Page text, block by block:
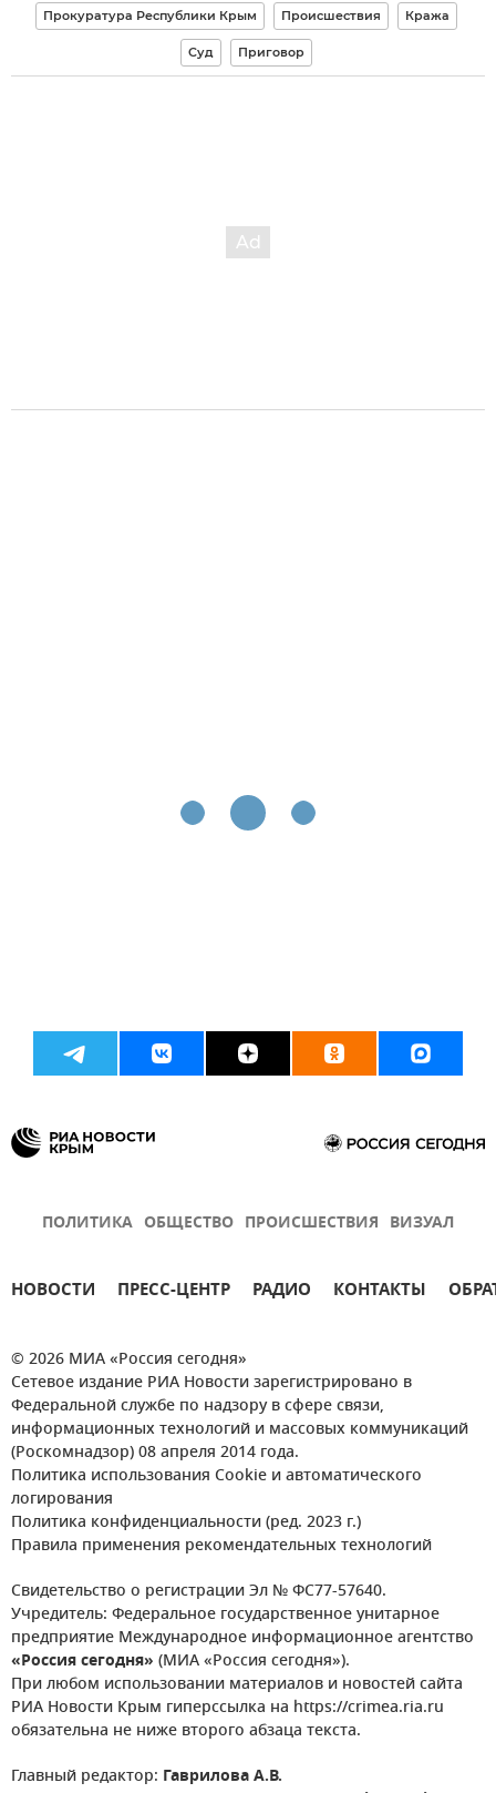
Прокуратура Республики Крым Происшествия Кража
Суд Приговор
ПОЛИТИКА ОБЩЕСТВО ПРОИСШЕСТВИЯ ВИЗУАЛ
НОВОСТИ ПРЕСС-ЦЕНТР РАДИО КОНТАКТЫ
© 2026 МИА «Россия сегодня»
Сетевое издание РИА Новости зарегистрировано в
Федеральной службе по надзору в сфере связи,
информационных технологий и массовых коммуникаций
(Роскомнадзор) 08 апреля 2014 года.
Политика использования Cookie и автоматического
логирования
Политика конфиденциальности (ред. 2023 г.)
Правила применения рекомендательных технологий
Свидетельство о регистрации Эл № ФС77-57640.
Учредитель: Федеральное государственное унитарное
предприятие Международное информационное агентство
«Россия сегодня» (МИА «Россия сегодня»).
При любом использовании материалов и новостей сайта
РИА Новости Крым гиперссылка на https://crimea.ria.ru
обязательна не ниже второго абзаца текста.
Главный редактор: Гаврилова А.В.